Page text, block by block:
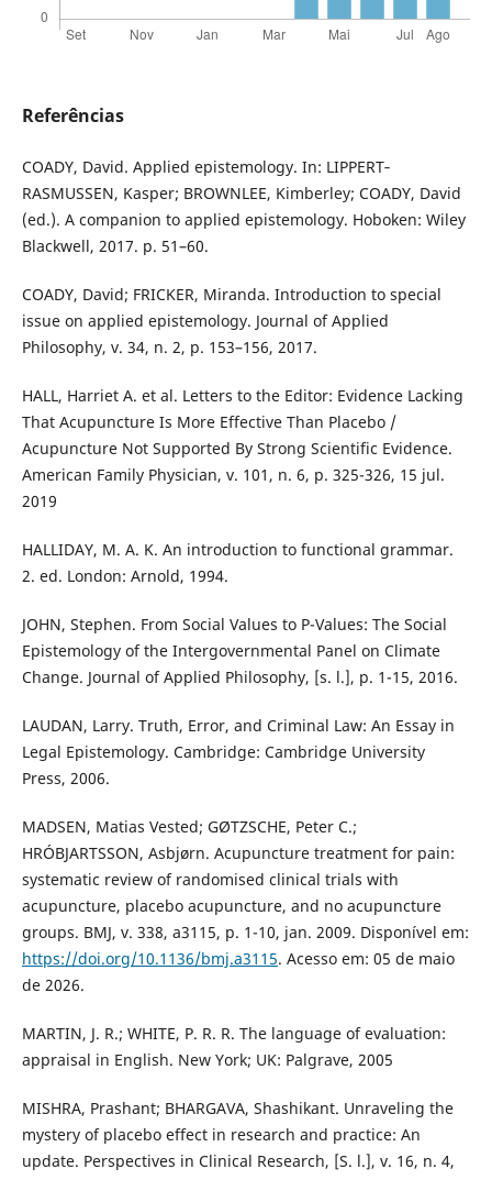
Referências
COADY, David. Applied epistemology. In: LIPPERT‐
RASMUSSEN, Kasper; BROWNLEE, Kimberley; COADY, David
(ed.). A companion to applied epistemology. Hoboken: Wiley
Blackwell, 2017. p. 51–60.
COADY, David; FRICKER, Miranda. Introduction to special
issue on applied epistemology. Journal of Applied
Philosophy, v. 34, n. 2, p. 153–156, 2017.
HALL, Harriet A. et al. Letters to the Editor: Evidence Lacking
That Acupuncture Is More Effective Than Placebo /
Acupuncture Not Supported By Strong Scientific Evidence.
American Family Physician, v. 101, n. 6, p. 325-326, 15 jul.
2019
HALLIDAY, M. A. K. An introduction to functional grammar.
2. ed. London: Arnold, 1994.
JOHN, Stephen. From Social Values to P-Values: The Social
Epistemology of the Intergovernmental Panel on Climate
Change. Journal of Applied Philosophy, [s. l.], p. 1-15, 2016.
LAUDAN, Larry. Truth, Error, and Criminal Law: An Essay in
Legal Epistemology. Cambridge: Cambridge University
Press, 2006.
MADSEN, Matias Vested; GØTZSCHE, Peter C.;
HRÓBJARTSSON, Asbjørn. Acupuncture treatment for pain:
systematic review of randomised clinical trials with
acupuncture, placebo acupuncture, and no acupuncture
groups. BMJ, v. 338, a3115, p. 1-10, jan. 2009. Disponível em:
https://doi.org/10.1136/bmj.a3115. Acesso em: 05 de maio
de 2026.
MARTIN, J. R.; WHITE, P. R. R. The language of evaluation:
appraisal in English. New York; UK: Palgrave, 2005
MISHRA, Prashant; BHARGAVA, Shashikant. Unraveling the
mystery of placebo effect in research and practice: An
update. Perspectives in Clinical Research, [S. l.], v. 16, n. 4,